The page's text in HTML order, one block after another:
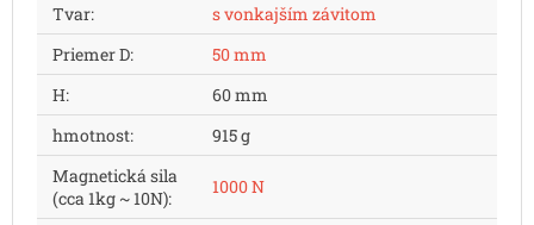
Tvar:
s vonkajším závitom
Priemer D:
50 mm
H:
60 mm
hmotnost:
915 g
Magnetická sila
(cca 1kg ~ 10N):
1000 N